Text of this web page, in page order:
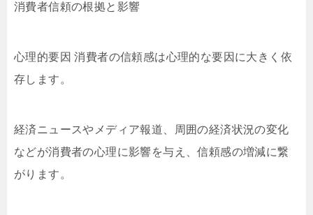
消費者信頼の根拠と影響
心理的要因 消費者の信頼感は心理的な要因に大きく依
存します。
経済ニュースやメディア報道、周囲の経済状況の変化
などが消費者の心理に影響を与え、信頼感の増減に繋
がります。